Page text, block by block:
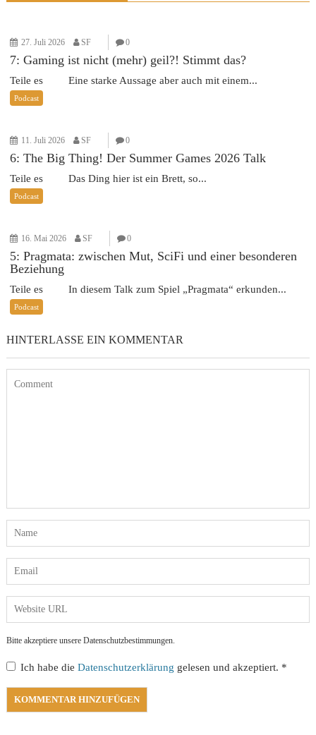
27. Juli 2026 SF 0
7: Gaming ist nicht (mehr) geil?! Stimmt das?
Teile es Eine starke Aussage aber auch mit einem...
Podcast
11. Juli 2026 SF 0
6: The Big Thing! Der Summer Games 2026 Talk
Teile es Das Ding hier ist ein Brett, so...
Podcast
16. Mai 2026 SF 0
5: Pragmata: zwischen Mut, SciFi und einer besonderen
Beziehung
Teile es In diesem Talk zum Spiel „Pragmata“ erkunden...
Podcast
HINTERLASSE EIN KOMMENTAR
Bitte akzeptiere unsere Datenschutzbestimmungen.
Ich habe dieDatenschutzerklärung gelesen und akzeptiert. *